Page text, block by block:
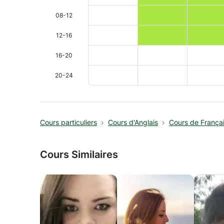
08-12
12-16
16-20
20-24
Cours particuliers Cours d'Anglais Cours de
Cours Similaires